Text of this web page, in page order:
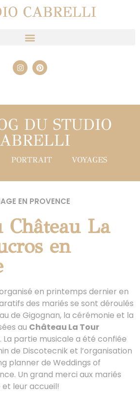
CABRELLI
DU STUDIO
PORTRAIT VOYAGES
EN PROVENCE
Château La
en
en printemps dernier en
des mariés se sont déroulés
de Gigognan, la cérémonie et la
au Château La Tour
La partie musicale a été confiée
de Discotecnik et l’organisation
planner de Weddings of
Un grand merci aux mariés
leur accueil!